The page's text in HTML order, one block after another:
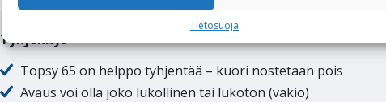
Tietosuoja
Tyhjennys
Topsy 65 on helppo tyhjentää – kuori nostetaan pois
Avaus voi olla joko lukollinen tai lukoton (vakio)